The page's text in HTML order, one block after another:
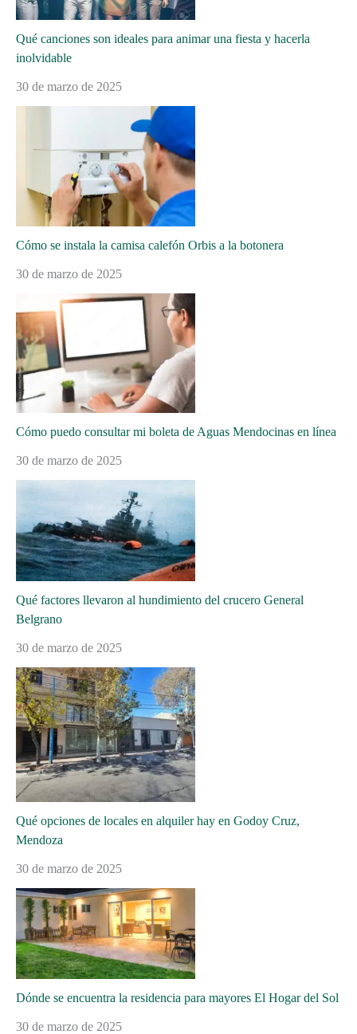
Qué canciones son ideales para animar una fiesta y hacerla
inolvidable
30 de marzo de 2025
Cómo se instala la camisa calefón Orbis a la botonera
30 de marzo de 2025
Cómo puedo consultar mi boleta de Aguas Mendocinas en línea
30 de marzo de 2025
Qué factores llevaron al hundimiento del crucero General
Belgrano
30 de marzo de 2025
Qué opciones de locales en alquiler hay en Godoy Cruz,
Mendoza
30 de marzo de 2025
Dónde se encuentra la residencia para mayores El Hogar del Sol
30 de marzo de 2025